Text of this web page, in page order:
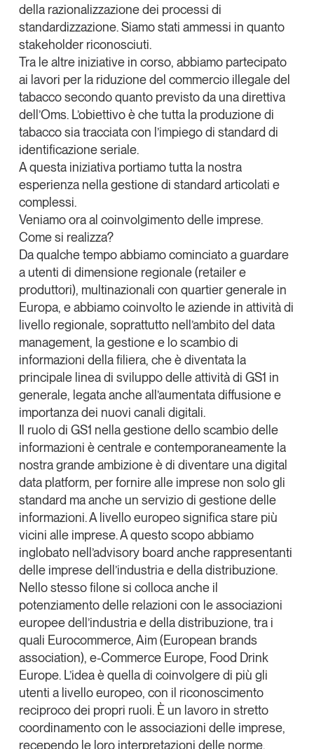
GS1 Italy
della razionalizzazione dei processi di
standardizzazione. Siamo stati ammessi in quanto
stakeholderriconosciuti.
Tra le altre iniziative in corso, abbiamo partecipato
ai lavori per la riduzione del commercio illegale del
tabacco secondo quanto previsto da una direttiva
dell’Oms. L’obiettivo è che tutta la produzione di
tabacco sia tracciata con l’impiego di standard di
identificazione seriale.
A questa iniziativa portiamo tutta la nostra
esperienza nella gestione di standard articolati e
complessi.
Veniamo ora al coinvolgimento delle imprese.
Come si realizza?
Da qualche tempo abbiamo cominciato a guardare
a utenti di dimensione regionale (retailer e
produttori), multinazionali con quartier generale in
Europa, e abbiamo coinvolto le aziende in attività di
livello regionale, soprattutto nell’ambito del data
management, la gestione e lo scambio di
informazioni della filiera, che è diventata la
principale linea di sviluppo delle attività di GS1 in
generale, legata anche all’aumentata diffusione e
importanza dei nuovi canali digitali.
Il ruolo di GS1 nella gestione dello scambio delle
informazioni è centrale e contemporaneamente la
nostra grande ambizione è di diventare unadigital
data platform, per fornire alle imprese non solo gli
standard ma anche un servizio di gestione delle
informazioni. A livello europeo significa stare più
vicini alle imprese. A questo scopo abbiamo
inglobato nell’advisory board anche rappresentanti
delle imprese dell’industria e della distribuzione.
Nello stesso filone si colloca anche il
potenziamento delle relazioni con le associazioni
europee dell’industria e della distribuzione, tra i
quali Eurocommerce,Aim(European brands
association), e-Commerce Europe, Food Drink
Europe. L’idea è quella di coinvolgere di più gli
utenti a livello europeo, con il riconoscimento
reciproco dei propri ruoli. È un lavoro in stretto
coordinamento con le associazioni delle imprese,
recependo le loro interpretazioni delle norme.